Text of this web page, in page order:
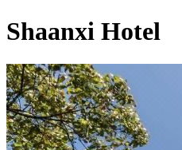
Shaanxi Hotel